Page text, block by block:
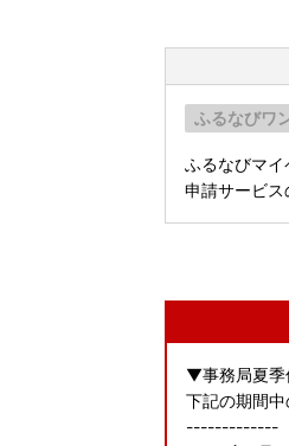
ふるなびワ
ふるなびマイ
申請サービス
▼事務局夏季
下記の期間
-------------